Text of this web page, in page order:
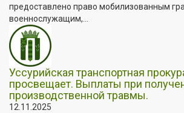
предоставлено право мобилизованным
военнослужащим,...
Уссурийская транспортная
просвещает. Выплаты при
производственной травмы.
12.11.2025